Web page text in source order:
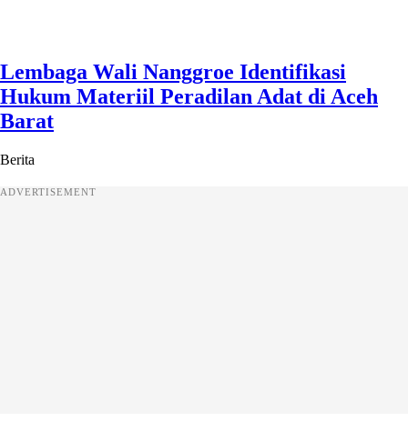
Lembaga Wali Nanggroe Identifikasi
Hukum Materiil Peradilan Adat di Aceh
Barat
Berita
ADVERTISEMENT